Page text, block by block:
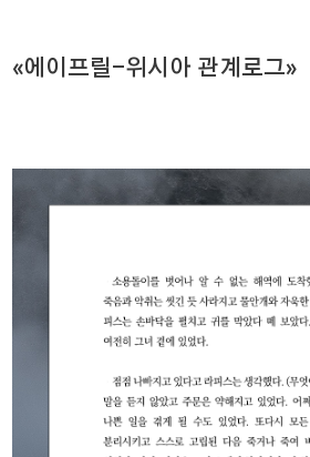
«에이프릴-위시아 관계로그»